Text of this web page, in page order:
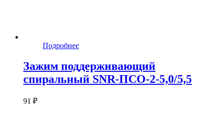
Подробнее
Зажим поддерживающий
спиральный SNR-ПСО-2-5,0/5,5
91 ₽